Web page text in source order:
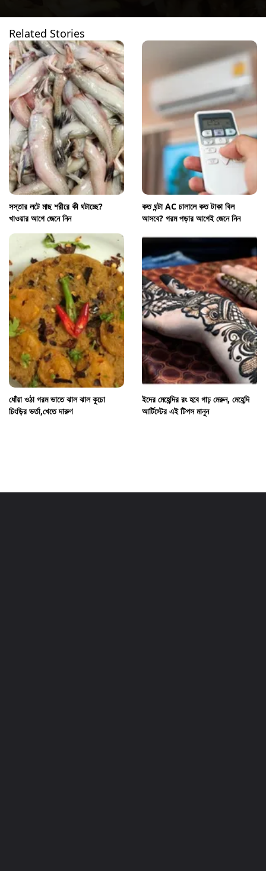
Related Stories
সস্তার লটে মাছ শরীরে কী ঘটাচ্ছে?
খাওয়ার আগে জেনে নিন
কত ঘন্টা AC চালালে কত টাকা বিল
আসবে? গরম পড়ার আগেই জেনে নিন
ধোঁয়া ওঠা গরম ভাতে ঝাল ঝাল কুচো
চিংড়ির ভর্তা,খেতে দারুণ
ইদের মেহেন্দির রং হবে গাঢ় মেরুন, মেহেন্দি
আর্টিস্টের এই টিপস মানুন